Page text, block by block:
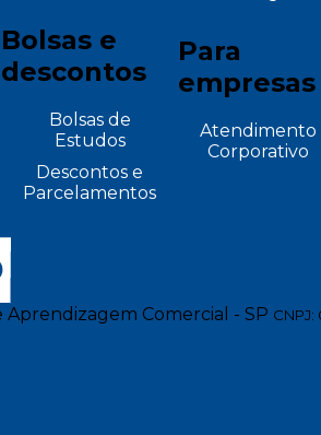
Bolsas e
descontos
Bolsas de
Estudos
Descontos e
Parcelamentos
Para
empresas
Atendimento
Corporativo
Aprendizagem Comercial - SP